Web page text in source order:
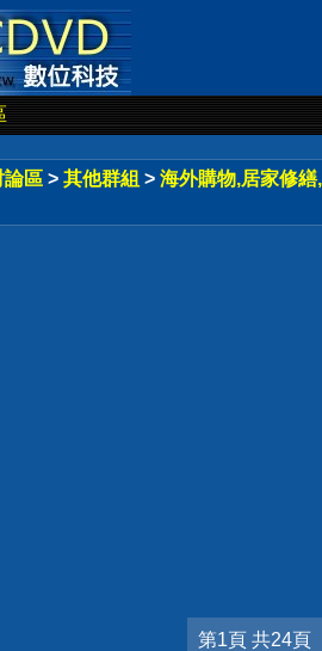
論區 > 其他群組 > 海外購物,居家修
第1頁 共24頁